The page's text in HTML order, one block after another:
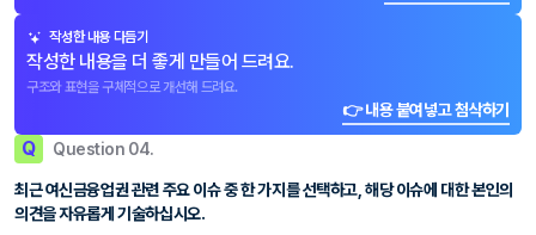
작성한 내용 다듬기
작성한 내용을 더 좋게 만들어 드려요.
구조와 표현을 구체적으로 개선해 드려요.
👉 내용 붙여넣고 첨삭하기
Q Question 04.
최근 여신금융업권 관련 주요 이슈 중 한 가지를 선택하고, 해당 이슈에 대한 본인의
의견을 자유롭게 기술하십시오.